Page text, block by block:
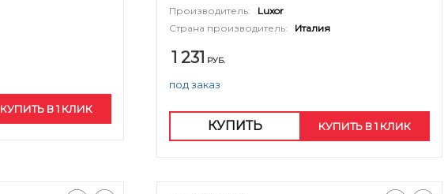
КУПИТЬ В 1 КЛИК
Производитель:
Luxor
Страна производитель:
Италия
1 231 РУБ.
под заказ
КУПИТЬ КУПИТЬ В 1 КЛИК